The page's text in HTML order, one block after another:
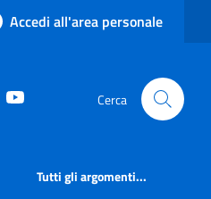
Accedi all'area personale
Facebook Cerca
Tutti gli argomenti...